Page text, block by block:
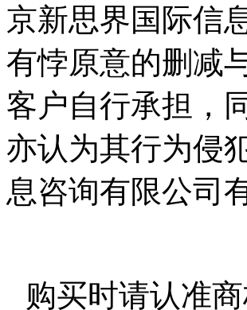
京新思界国际信
有悖原意的删减
客户自行承担，
亦认为其行为侵
息咨询有限公司
购买时请认准商